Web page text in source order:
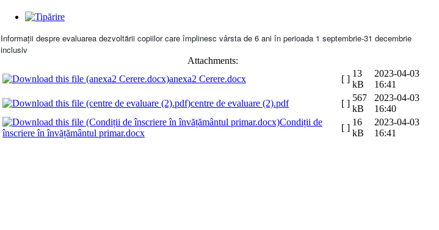
Informații despre evaluarea dezvoltării copiilor care împlinesc vârsta de 6 ani în perioada 1 septembrie-31 decembrie
inclusiv
Attachments:
anexa2 Cerere.docx
[ ]
13
kB
2023-04-03
16:41
centre de evaluare (2).pdf
[ ]
567
kB
2023-04-03
16:40
Condiții de
înscriere în învățământul primar.docx
[ ]
16
kB
2023-04-03
16:41